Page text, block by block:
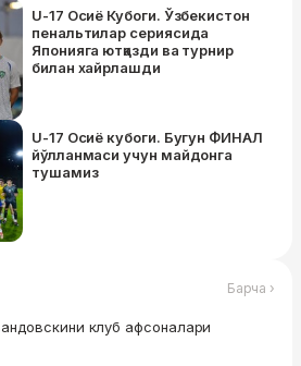
U-17 Осиё Кубоги. Ўзбекистон
пенальтилар сериясида
Японияга ютқазди ва турнир
билан хайрлашди
U-17 Осиё кубоги. Бугун ФИНАЛ
йўлланмаси учун майдонга
тушамиз
Барча ›
клуб афсоналари